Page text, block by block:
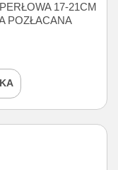
17-21CM
POZŁACANA